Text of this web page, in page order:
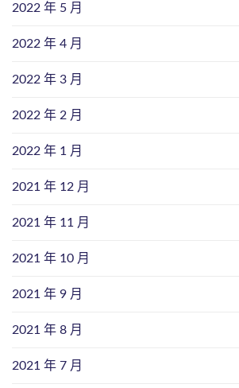
2022 年 5 月
2022 年 4 月
2022 年 3 月
2022 年 2 月
2022 年 1 月
2021 年 12 月
2021 年 11 月
2021 年 10 月
2021 年 9 月
2021 年 8 月
2021 年 7 月